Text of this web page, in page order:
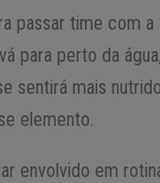
passar time com
para perto da
sentirá mais
elemento.
envolvido em